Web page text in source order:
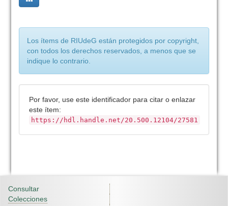
Los ítems de RIUdeG están protegidos por copyright,
con todos los derechos reservados, a menos que se
indique lo contrario.
Por favor, use este identificador para citar o enlazar
este ítem:
https://hdl.handle.net/20.500.12104/27581
Consultar
Colecciones